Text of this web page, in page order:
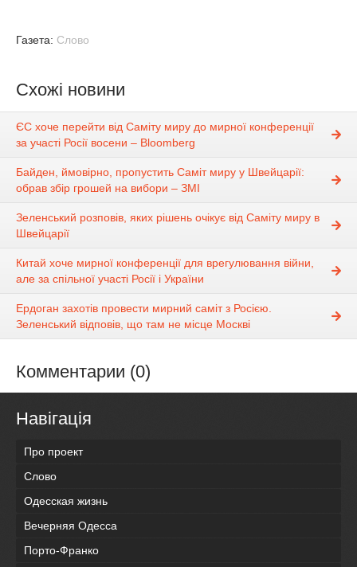
Газета: Слово
Схожі новини
ЄС хоче перейти від Саміту миру до мирної конференції
за участі Росії восени – Bloomberg
Байден, ймовірно, пропустить Саміт миру у Швейцарії:
обрав збір грошей на вибори – ЗМІ
Зеленський розповів, яких рішень очікує від Саміту миру в
Швейцарії
Китай хоче мирної конференції для врегулювання війни,
але за спільної участі Росії і України
Ердоган захотів провести мирний саміт з Росією.
Зеленський відповів, що там не місце Москві
Комментарии (0)
Навігація
Про проект
Слово
Одесская жизнь
Вечерняя Одесса
Порто-Франко